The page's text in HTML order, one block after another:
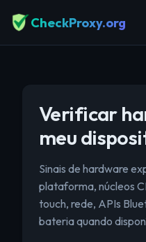
CheckProxy.org
Verificar
meu
Sinais de hardware
plataforma, núcleos
touch, rede, APIs
bateria quando